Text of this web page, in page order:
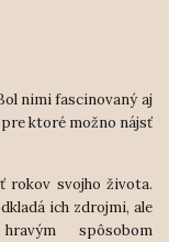
nimi fascinovaný aj
ktoré možno nájsť
rokov svojho života.
ich zdrojmi, ale
spôsobom